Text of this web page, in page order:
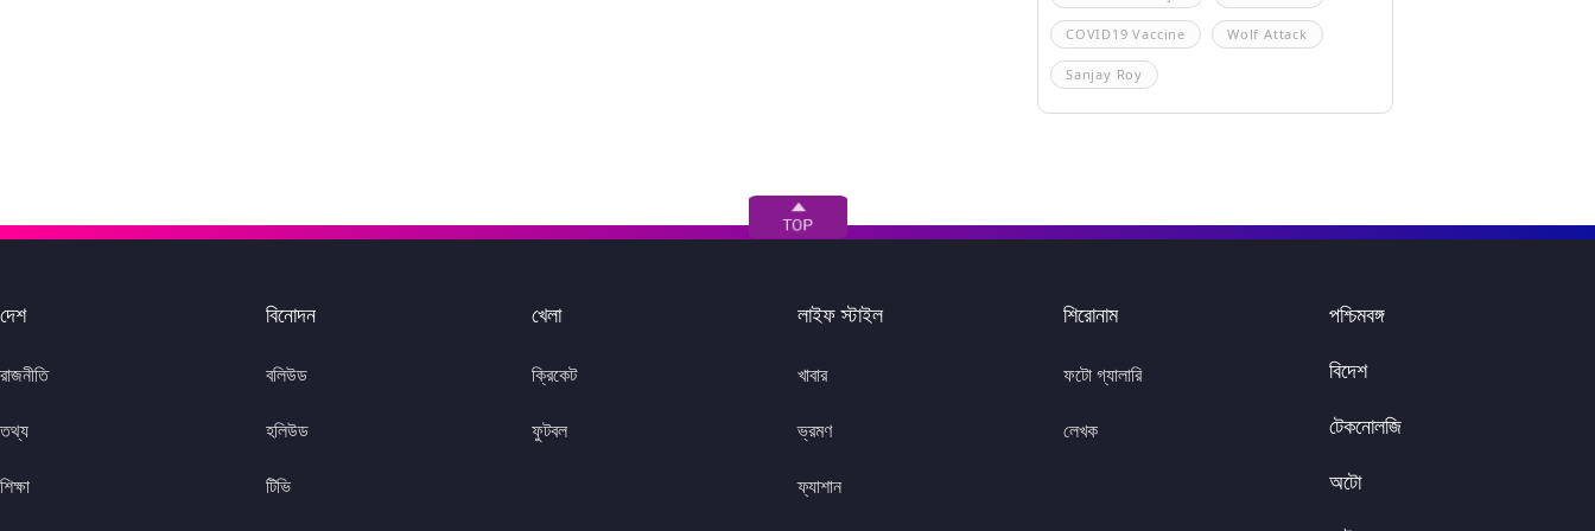
COVID19 Vaccine Wolf Attack
Sanjay Roy
দেশ
রাজনীতি
তথ্য
শিক্ষা
বিনোদন
বলিউড
হলিউড
টিভি
খেলা
ক্রিকেট
ফুটবল
লাইফ স্টাইল
খাবার
ভ্রমণ
ফ্যাশান
শিরোনাম
ফটো গ্যালারি
লেখক
পশ্চিমবঙ্গ
বিদেশ
টেকনোলজি
অটো